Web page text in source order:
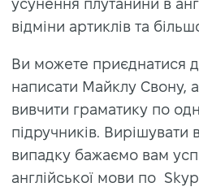
усунення плутанини в
відміни артиклів та
Ви можете приєднатися
написати Майклу Свону,
вивчити граматику по
підручників.
випадку бажаємо вам
англійської мови по